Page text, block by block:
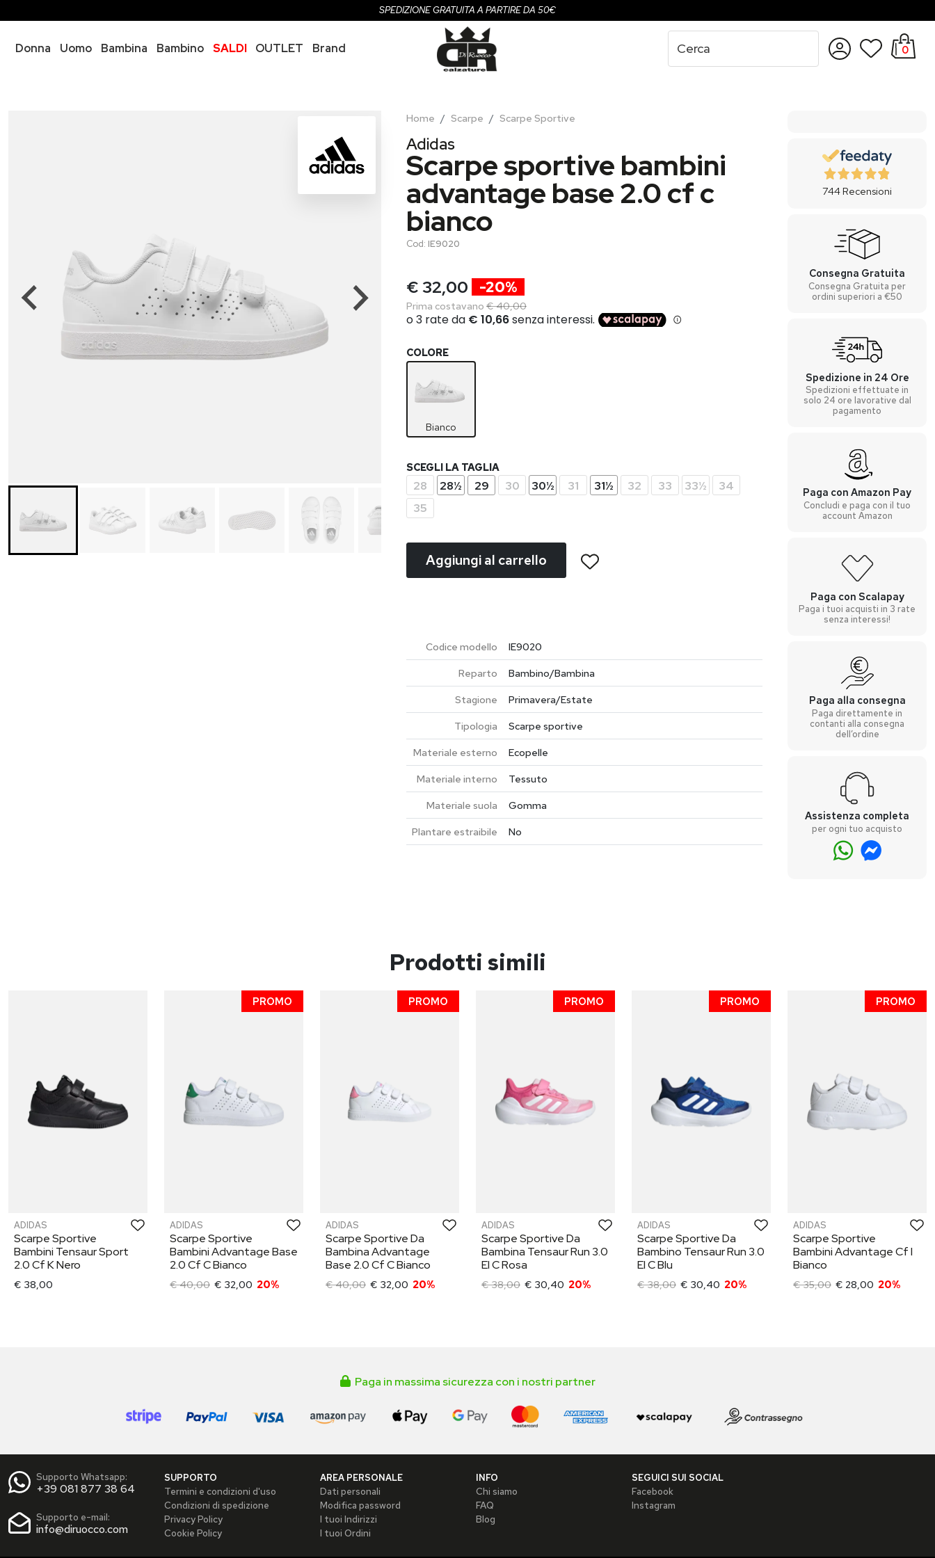
SPEDIZIONE GRATUITA A PARTIRE DA 50€
Donna Uomo Bambina Bambino SALDI OUTLET
Brand
0
Home Scarpe Scarpe Sportive
Adidas
Scarpe sportive bambini
advantage base 2.0 cf c
bianco
Cod: IE9020
€ 32,00 -20%
Prima costavano € 40,00
COLORE
Bianco
SCEGLI LA TAGLIA
28 28½ 29 30 30½ 31 31½ 32 33 33½
34
35
Aggiungi al carrello
Codice modello
IE9020
Reparto
Bambino/Bambina
Stagione
Primavera/Estate
Tipologia
Scarpe sportive
Materiale esterno
Ecopelle
Materiale interno
Tessuto
Materiale suola
Gomma
Plantare estraibile
No
744Recensioni
Consegna Gratuita
Consegna Gratuita per
ordini superiori a €50
Spedizione in 24 Ore
Spedizioni effettuate in
solo 24 ore lavorative dal
pagamento
Paga con Amazon Pay
Concludi e paga con il tuo
account Amazon
Paga con Scalapay
Paga i tuoi acquisti in 3 rate
senza interessi!
Paga alla consegna
Paga direttamente in
contanti alla consegna
dell’ordine
Assistenza completa
per ogni tuo acquisto
Prodotti simili
ADIDAS
Scarpe Sportive
Bambini Tensaur Sport
2.0 Cf K Nero
€ 38,00
PROMO
ADIDAS
Scarpe Sportive
Bambini Advantage Base
2.0 Cf C Bianco
€ 40,00 € 32,00 20%
PROMO
ADIDAS
Scarpe Sportive Da
Bambina Advantage
Base 2.0 Cf C Bianco
€ 40,00 € 32,00 20%
PROMO
ADIDAS
Scarpe Sportive Da
Bambina Tensaur Run 3.0
El C Rosa
€ 38,00 € 30,40 20%
PROMO
ADIDAS
Scarpe Sportive Da
Bambino Tensaur Run 3.0
El C Blu
€ 38,00 € 30,40 20%
PROMO
ADIDAS
Scarpe Sportive
Bambini Advantage Cf I
Bianco
€ 35,00 € 28,00 20%
Paga in massima sicurezza con i nostri partner
Supporto Whatsapp:
+39 081 877 38 64
Supporto e-mail:
info@diruocco.com
SUPPORTO
Termini e condizioni d'uso
Condizioni di spedizione
Privacy Policy
Cookie Policy
AREA PERSONALE
Dati personali
Modifica password
I tuoi Indirizzi
I tuoi Ordini
INFO
Chi siamo
FAQ
Blog
SEGUICI SUI SOCIAL
Facebook
Instagram